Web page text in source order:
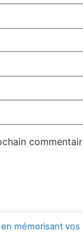
mémorisant